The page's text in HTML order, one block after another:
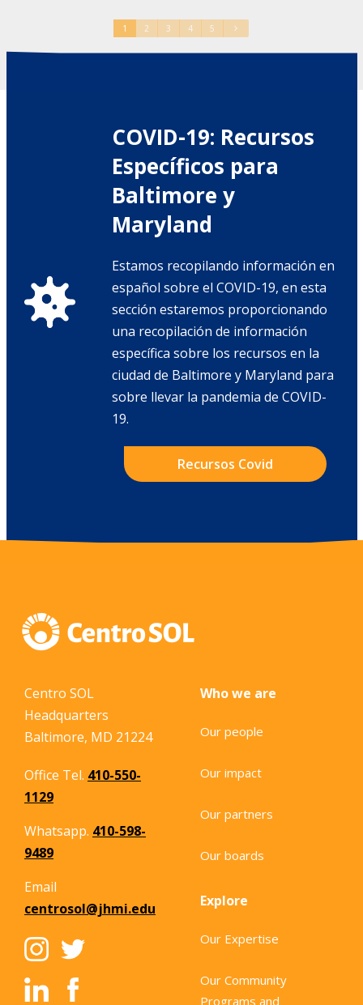
1 2 3 4 5
COVID-19: Recursos
Específicos para
Baltimore y
Maryland
Estamos recopilando información en
español sobre el COVID-19, en esta
sección estaremos proporcionando
una recopilación de información
específica sobre los recursos en la
ciudad de Baltimore y Maryland para
sobre llevar la pandemia de COVID-
19.
Recursos Covid
Centro SOL
Headquarters
Baltimore, MD 21224
Office Tel. 410-550-
1129
Whatsapp. 410-598-
9489
Email
centrosol@jhmi.edu
Who we are
Our people
Our impact
Our partners
Our boards
Explore
Our Expertise
Our Community
Programs and